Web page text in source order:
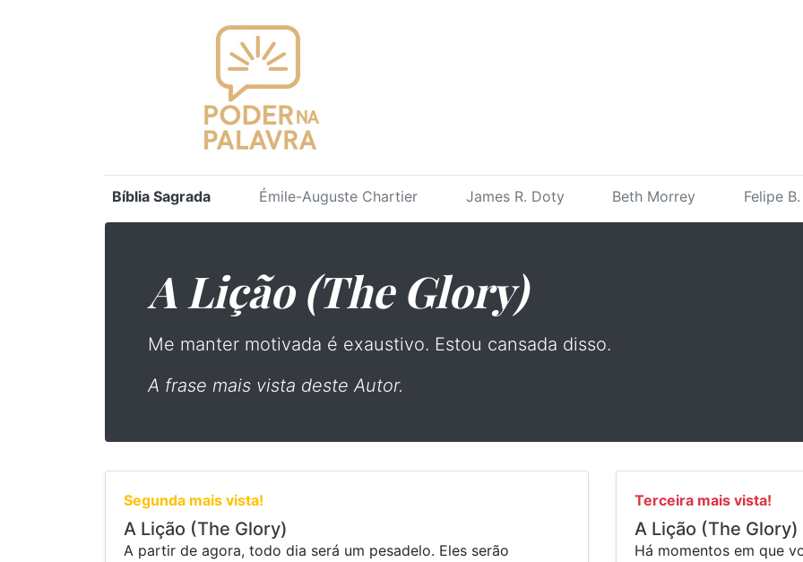
Bíblia Sagrada Émile-Auguste Chartier James R. Doty Beth Morrey Felipe
A Lição (The Glory)
Me manter motivada é exaustivo. Estou cansada disso.
A frase mais vista deste Autor.
Segunda mais vista!
A Lição (The Glory)
A partir de agora, todo dia será um pesadelo. Eles serão
Terceira mais vista!
A Lição (The Glory)
Há momentos em que